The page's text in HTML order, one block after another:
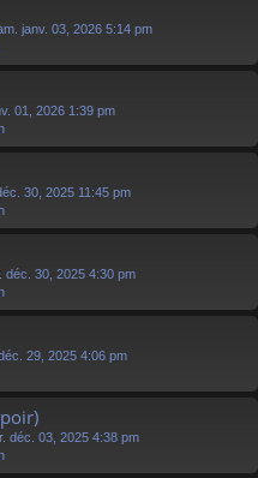
janv. 03, 2026 5:14 pm
01, 2026 1:39 pm
30, 2025 11:45 pm
déc. 30, 2025 4:30 pm
29, 2025 4:06 pm
déc. 03, 2025 4:38 pm